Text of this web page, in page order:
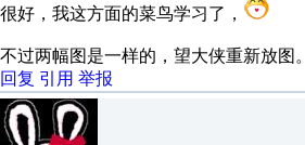
很好，我这方面的菜鸟学习了，
不过两幅图是一样的，望大侠重新放图。
回复 引用 举报